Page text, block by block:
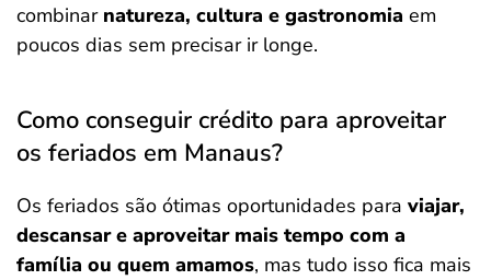
combinar natureza, cultura e gastronomia em
poucos dias sem precisar ir longe.
Como conseguir crédito para aproveitar
os feriados em Manaus?
Os feriados são ótimas oportunidades para viajar,
descansar e aproveitar mais tempo com a
família ou quem amamos, mas tudo isso fica mais